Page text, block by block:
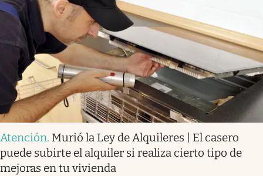
Atención. Murió la Ley de Alquileres | El casero
puede subirte el alquiler si realiza cierto tipo de
mejoras en tu vivienda